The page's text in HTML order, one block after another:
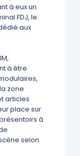
à eux un
FDJ, le
aux
à être
zone
articles
place sur
à
selon